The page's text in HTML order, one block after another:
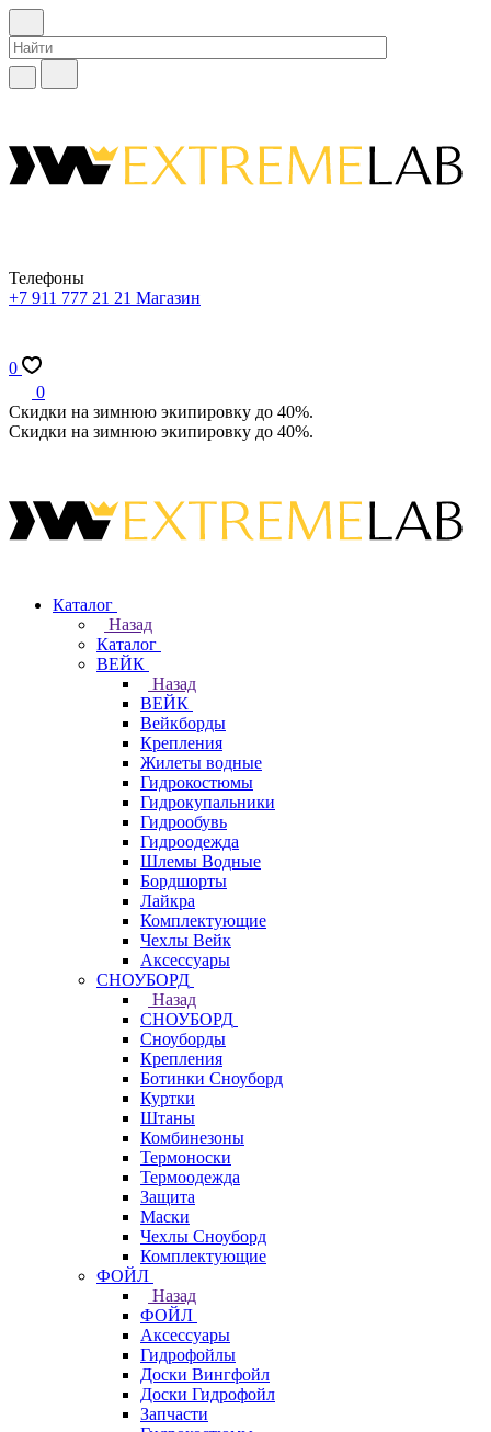
Телефоны
+7 911 777 21 21 Магазин
0
0
Скидки на зимнюю экипировку до 40%.
Скидки на зимнюю экипировку до 40%.
Каталог
Назад
Каталог
ВЕЙК
Назад
ВЕЙК
Вейкборды
Крепления
Жилеты водные
Гидрокостюмы
Гидрокупальники
Гидрообувь
Гидроодежда
Шлемы Водные
Бордшорты
Лайкра
Комплектующие
Чехлы Вейк
Аксессуары
СНОУБОРД
Назад
СНОУБОРД
Сноуборды
Крепления
Ботинки Сноуборд
Куртки
Штаны
Комбинезоны
Термоноски
Термоодежда
Защита
Маски
Чехлы Сноуборд
Комплектующие
ФОЙЛ
Назад
ФОЙЛ
Аксессуары
Гидрофойлы
Доски Вингфойл
Доски Гидрофойл
Запчасти